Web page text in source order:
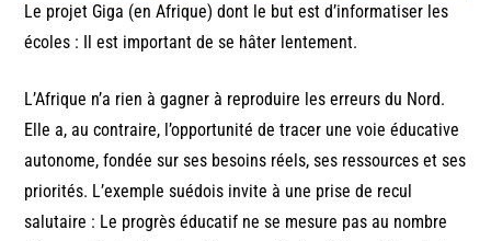
Le projet Giga (en Afrique) dont le but est d’informatiser les
écoles : Il est important de se hâter lentement.
L’Afrique n’a rien à gagner à reproduire les erreurs du Nord.
Elle a, au contraire, l’opportunité de tracer une voie éducative
autonome, fondée sur ses besoins réels, ses ressources et ses
priorités. L’exemple suédois invite à une prise de recul
salutaire : Le progrès éducatif ne se mesure pas au nombre